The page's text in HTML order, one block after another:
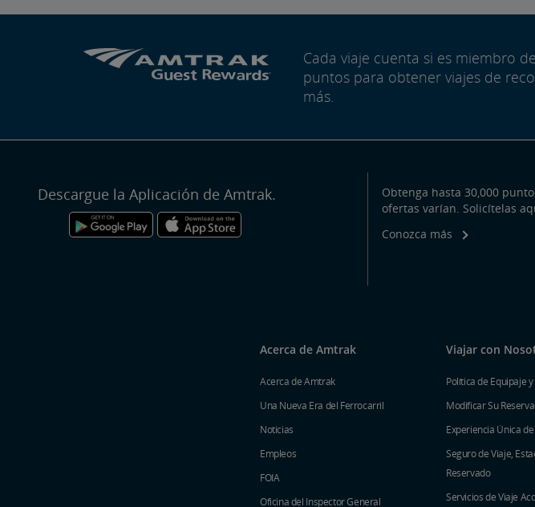
Cada viaje cuenta si es miembro
puntos para obtener viajes de
más.
Descargue la Aplicación de Amtrak.
Obtenga hasta 30,000
ofertas varían. Solicítelas
Conozca más
Acerca de Amtrak
Acerca de Amtrak
Una Nueva Era del Ferrocarril
Noticias
Empleos
FOIA
Oficina del Inspector General
Viajar con
Política de Equipaje
Modificar Su
Experiencia Única
Seguro de Viaje,
Reservado
Servicios de Viaje